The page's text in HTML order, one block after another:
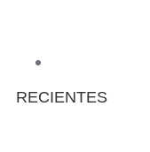
RECIENTES